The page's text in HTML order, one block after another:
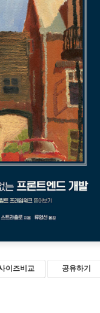
이즈비교 공유하기